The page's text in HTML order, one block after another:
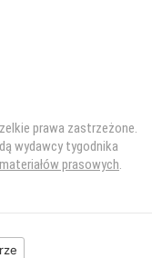
prawa zastrzeżone.
wydawcy tygodnika
prasowych